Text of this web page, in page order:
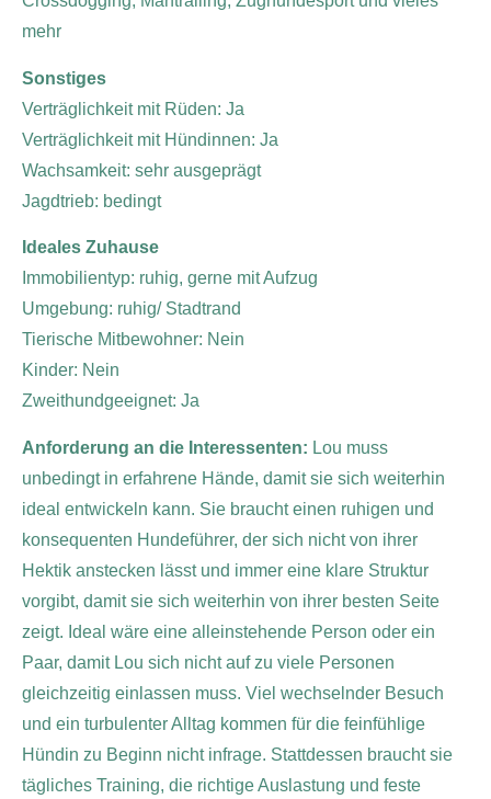
mehr
Sonstiges
Verträglichkeit mit Rüden: Ja
Verträglichkeit mit Hündinnen: Ja
Wachsamkeit: sehr ausgeprägt
Jagdtrieb: bedingt
Ideales Zuhause
Immobilientyp: ruhig, gerne mit Aufzug
Umgebung: ruhig/ Stadtrand
Tierische Mitbewohner: Nein
Kinder: Nein
Zweithundgeeignet: Ja
Anforderung an die Interessenten: Lou muss
unbedingt in erfahrene Hände, damit sie sich weiterhin
ideal entwickeln kann. Sie braucht einen ruhigen und
konsequenten Hundeführer, der sich nicht von ihrer
Hektik anstecken lässt und immer eine klare Struktur
vorgibt, damit sie sich weiterhin von ihrer besten Seite
zeigt. Ideal wäre eine alleinstehende Person oder ein
Paar, damit Lou sich nicht auf zu viele Personen
gleichzeitig einlassen muss. Viel wechselnder Besuch
und ein turbulenter Alltag kommen für die feinfühlige
Hündin zu Beginn nicht infrage. Stattdessen braucht sie
tägliches Training, die richtige Auslastung und feste